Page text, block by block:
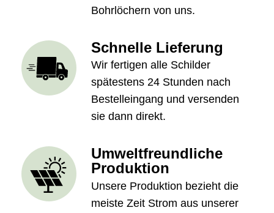
Bohrlöchern von uns.
Schnelle Lieferung
Wir fertigen alle Schilder
spätestens 24 Stunden nach
Bestelleingang und versenden
sie dann direkt.
Umweltfreundliche
Produktion
Unsere Produktion bezieht die
meiste Zeit Strom aus unserer